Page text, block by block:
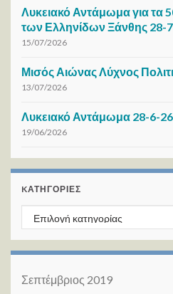
Λυκειακό Αντάμωμα για τα
των Ελληνίδων Ξάνθης 28-
15/07/2026
Μισός Αιώνας Λύχνος
13/07/2026
Λυκειακό Αντάμωμα 28-6-26
19/06/2026
KΑΤΗΓΟΡΊΕΣ
Kατηγορίες
Σεπτέμβριος 2019